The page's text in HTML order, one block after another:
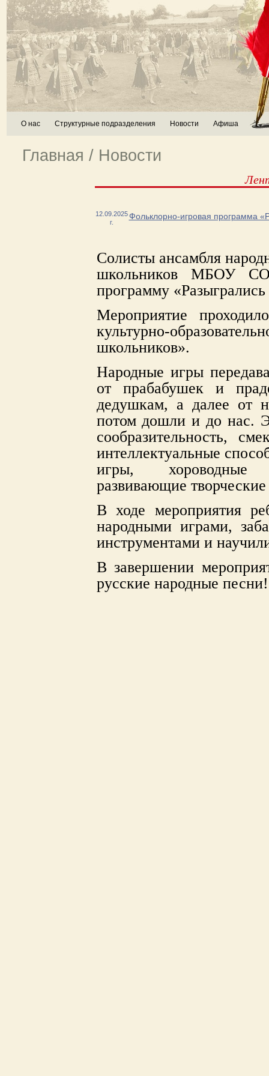
О нас Структурные подразделения Новости Афиша
Главная / Новости
12.09.2025
г.
Фольклорно-игровая программа
Солисты ансамбля
школьников МБОУ
программу
Мероприятие
культурно-
школьников».
Народные игры
от прабабушек и
дедушкам, а далее
потом дошли и до нас.
сообразительность,
интеллектуальные
игры, хороводные
развивающие
В ходе мероприятия
народными играми,
инструментами и
В завершении
русские народные песни!